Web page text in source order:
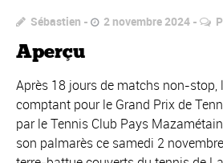
Sébastien 2 novembre 2024
Aperçu
Après 18 jours de matchs non-stop,
comptant pour le Grand Prix de
par le Tennis Club Pays
son palmarès ce samedi 2